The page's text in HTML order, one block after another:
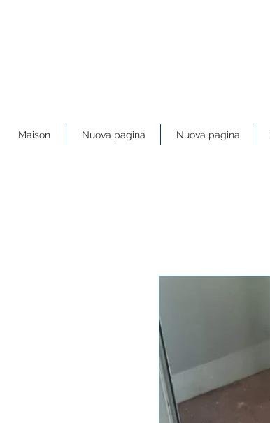
Maison Nuova pagina Nuova pagina